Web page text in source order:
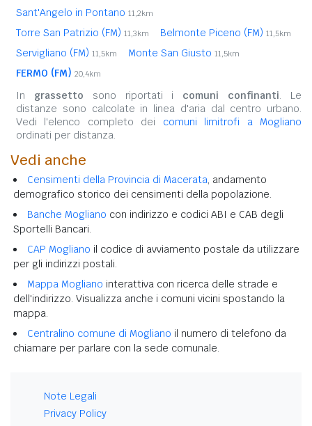
Sant'Angelo in Pontano 11,2km
Torre San Patrizio (FM) 11,3km Belmonte Piceno (FM) 11,5km
Servigliano (FM) 11,5km Monte San Giusto 11,5km
FERMO (FM) 20,4km
In grassetto sono riportati i comuni confinanti. Le
distanze sono calcolate in linea d'aria dal centro urbano.
Vedi l'elenco completo dei comuni limitrofi a Mogliano
ordinati per distanza.
Vedi anche
Censimenti della Provincia di Macerata, andamento
demografico storico dei censimenti della popolazione.
Banche Mogliano con indirizzo e codici ABI e CAB degli
Sportelli Bancari.
CAP Mogliano il codice di avviamento postale da utilizzare
per gli indirizzi postali.
Mappa Mogliano interattiva con ricerca delle strade e
dell'indirizzo. Visualizza anche i comuni vicini spostando la
mappa.
Centralino comune di Mogliano il numero di telefono da
chiamare per parlare con la sede comunale.
Note Legali
Privacy Policy